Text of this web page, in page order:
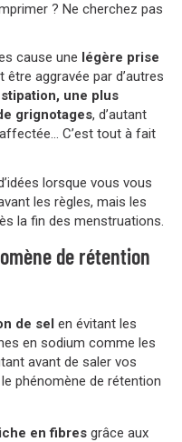
? Ne cherchez pas
cause une légère prise
aggravée par d’autres
une plus
grignotages, d’autant
C’est tout à fait
lorsque vous vous
les règles, mais les
la fin des menstruations.
de rétention
de sel en évitant les
en sodium comme les
avant de saler vos
phénomène de rétention
en fibresgrâce aux